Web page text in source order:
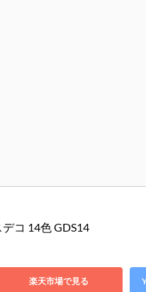
コ 14色 GDS14
楽天市場で見る